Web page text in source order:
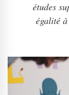
études
égalité